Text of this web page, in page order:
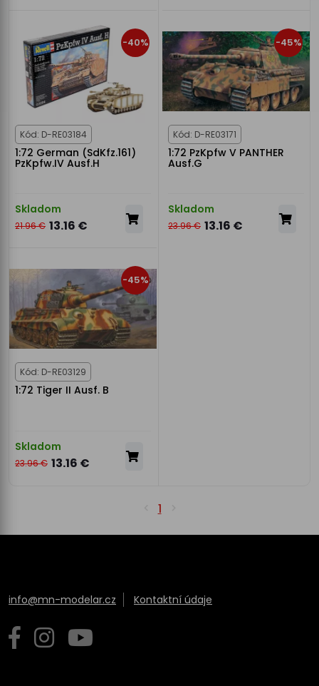
-40%
Kód: D-RE03184
1:72 German (SdKfz.161)
PzKpfw.IV Ausf.H
Skladom
21.96 € 13.16 €
-45%
Kód: D-RE03171
1:72 PzKpfw V PANTHER
Ausf.G
Skladom
23.96 € 13.16 €
-45%
Kód: D-RE03129
1:72 Tiger II Ausf. B
Skladom
23.96 € 13.16 €
1
info@mn-modelar.cz Kontaktní údaje